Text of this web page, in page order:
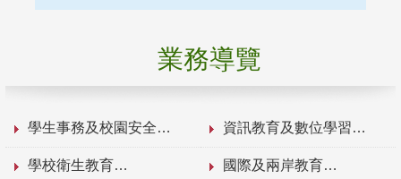
業務導覽
學生事務及校園安全 資訊教育及數位學習
學校衛生教育 國際及兩岸教育